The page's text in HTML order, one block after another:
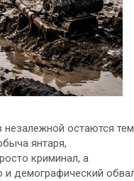
незалежной остаются
янтаря,
криминал, а
и демографический